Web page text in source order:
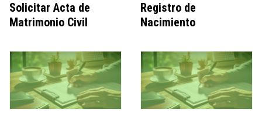
Solicitar Acta de
Matrimonio Civil
Registro de
Nacimiento